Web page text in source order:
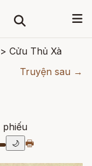
> Cửu Thủ Xà
Truyện sau →
phiếu
🌙 🖶